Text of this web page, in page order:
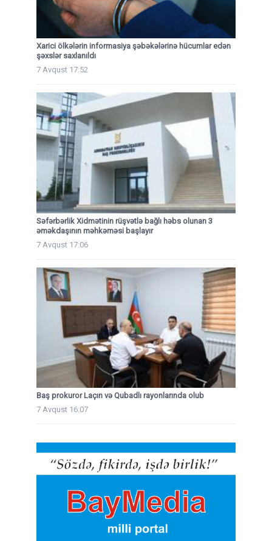
Xarici ölkələrin informasiya şəbəkələrinə hücumlar edən
şəxslər saxlanıldı
7 Avqust 17:52
Səfərbərlik Xidmətinin rüşvətlə bağlı həbs olunan 3
əməkdaşının məhkəməsi başlayır
7 Avqust 17:06
Baş prokuror Laçın və Qubadlı rayonlarında olub
7 Avqust 16:07